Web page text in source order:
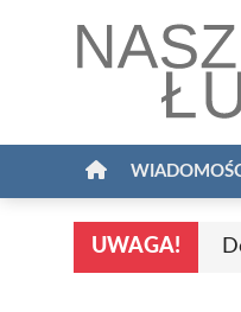
UWAGA!